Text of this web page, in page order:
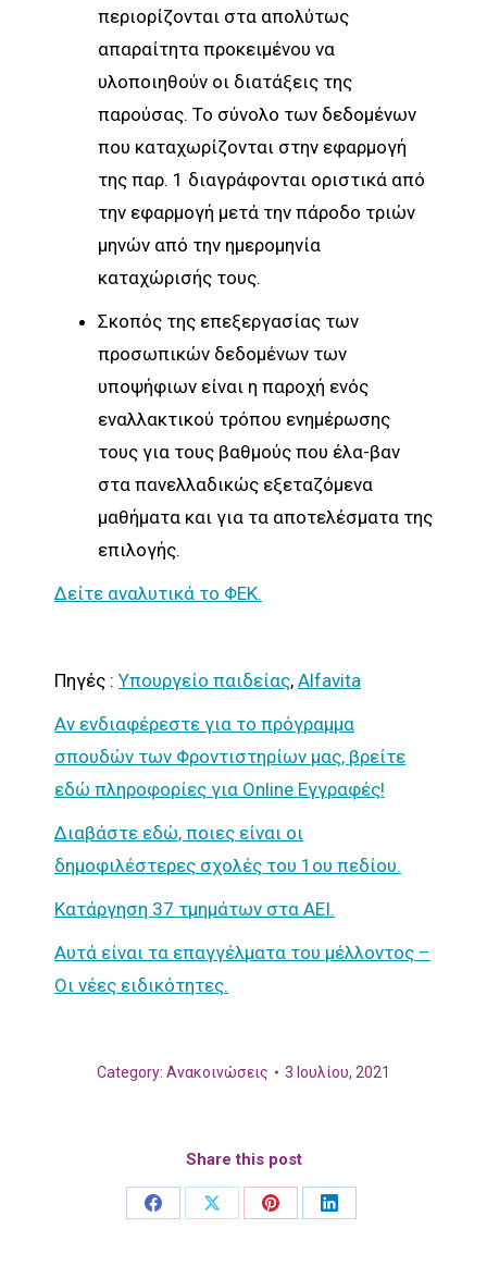
περιορίζονται στα απολύτως
απαραίτητα προκειμένου να
υλοποιηθούν οι διατάξεις της
παρούσας. Το σύνολο των δεδομένων
που καταχωρίζονται στην εφαρμογή
της παρ. 1 διαγράφονται οριστικά από
την εφαρμογή μετά την πάροδο τριών
μηνών από την ημερομηνία
καταχώρισής τους.
Σκοπός της επεξεργασίας των
προσωπικών δεδομένων των
υποψήφιων είναι η παροχή ενός
εναλλακτικού τρόπου ενημέρωσης
τους για τους βαθμούς που έλα-βαν
στα πανελλαδικώς εξεταζόμενα
μαθήματα και για τα αποτελέσματα της
επιλογής.
Δείτε αναλυτικά το ΦΕΚ.
Πηγές : Υπουργείο παιδείας, Αlfavita
Αν ενδιαφέρεστε για το πρόγραμμα
σπουδών των Φροντιστηρίων μας, βρείτε
εδώ πληροφορίες για Online Εγγραφές!
Διαβάστε εδώ, ποιες είναι οι
δημοφιλέστερες σχολές του 1ου πεδίου.
Κατάργηση 37 τμημάτων στα ΑΕΙ.
Αυτά είναι τα επαγγέλματα του μέλλοντος –
Οι νέες ειδικότητες.
Category: Ανακοινώσεις 3 Ιουλίου, 2021
Share this post
Share
Share
Share
Share